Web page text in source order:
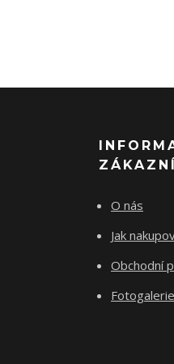
O nás
Jak
Obchodní
Fotogalerie